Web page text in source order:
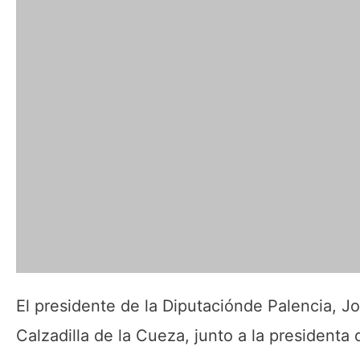
El presidente de la Diputaciónde Palencia,
Calzadilla de la Cueza, junto a la